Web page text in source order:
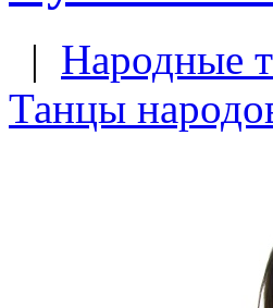
| Народные
Танцы